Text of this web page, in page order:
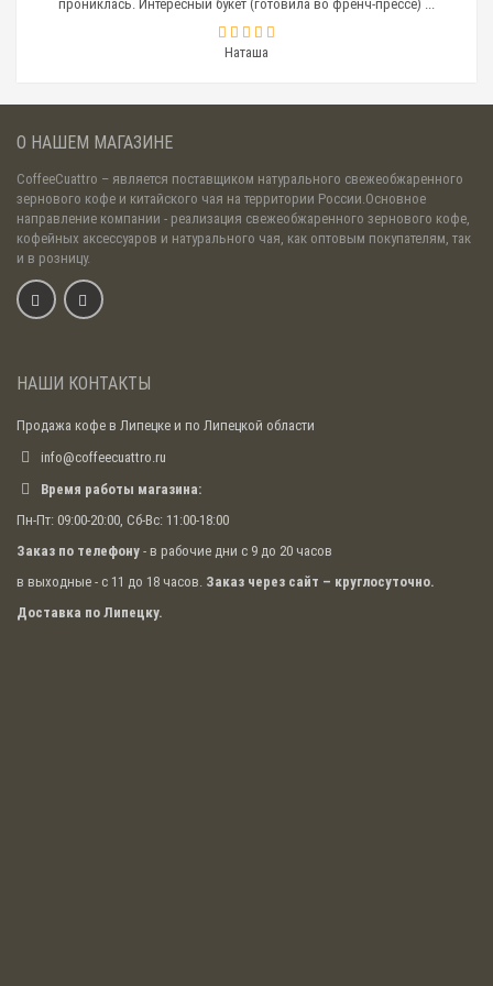
Мини-холодильники широко используются в барах,
кафе, ресторанах. Главное, подобрать емкость
устройства, соответствующую потребностям
Термос-контейнер
Еще один аксессуар для кофемашины, сохраняющий
для молока. Емкости обычно изготавливают из
нержавеющей стали и имеют объем до 0,6 литра.
Термос-контейнер соединяется с капучинатором или
взбивателем с помощью трубок, что обеспечивает
Термосы для охлаждения и хранения молока
специальных трубок. Обычно соединительные
охлаждающих устройств, но имеют способность
периодически приходить в негодность. Можно
моделей кофемашин и не зависеть от
непредвиденных ситуаций.
Аксессуары для охлаждения, хранения и
марками кофемашин, позволят быстро
прониклась. Интересный букет (готовила во френч-прессе) ...
Наташа
О НАШЕМ МАГАЗИНЕ
CoffeeCuattro – является поставщиком натурального свежеобжаренного
зернового кофе и китайского чая на территории России.Основное
направление компании - реализация свежеобжаренного зернового кофе,
кофейных аксессуаров и натурального чая, как оптовым покупателям, так
и в розницу.
НАШИ КОНТАКТЫ
Продажа кофе в Липецке и по Липецкой области
info@coffeecuattro.ru
Время работы магазина:
Пн-Пт: 09:00-20:00, Сб-Вс: 11:00-18:00
Заказ по телефону - в рабочие дни с 9 до 20 часов
в выходные - с 11 до 18 часов. Заказ через сайт – круглосуточно.
Доставка по Липецку.